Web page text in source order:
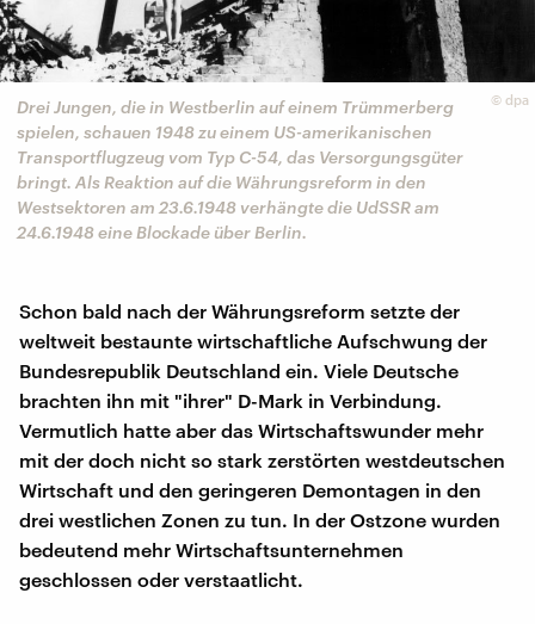
© dpa
Drei Jungen, die in Westberlin auf einem Trümmerberg
spielen, schauen 1948 zu einem US-amerikanischen
Transportflugzeug vom Typ C-54, das Versorgungsgüter
bringt. Als Reaktion auf die Währungsreform in den
Westsektoren am 23.6.1948 verhängte die UdSSR am
24.6.1948 eine Blockade über Berlin.
Schon bald nach der Währungsreform setzte der
weltweit bestaunte wirtschaftliche Aufschwung der
Bundesrepublik Deutschland ein. Viele Deutsche
brachten ihn mit "ihrer" D-Mark in Verbindung.
Vermutlich hatte aber das Wirtschaftswunder mehr
mit der doch nicht so stark zerstörten westdeutschen
Wirtschaft und den geringeren Demontagen in den
drei westlichen Zonen zu tun. In der Ostzone wurden
bedeutend mehr Wirtschaftsunternehmen
geschlossen oder verstaatlicht.